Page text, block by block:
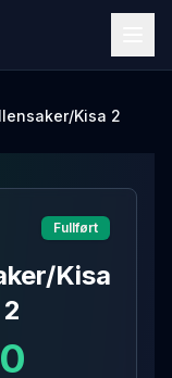
Kisa 2
Fullført
Kisa
2
0